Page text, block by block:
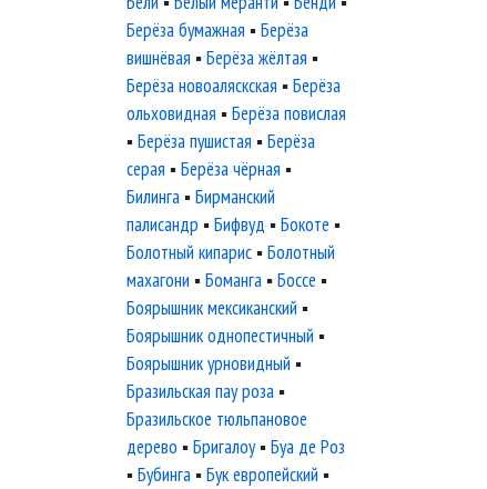
Берёза бумажная ▪Берёза
вишнёвая ▪Берёза жёлтая ▪
Берёза новоаляскская ▪Берёза
ольховидная ▪Берёза повислая
▪Берёза пушистая ▪Берёза
серая ▪Берёза чёрная ▪
Билинга ▪Бирманский
палисандр ▪Бифвуд ▪Бокоте ▪
Болотный кипарис ▪Болотный
махагони ▪Боманга ▪Боссе ▪
Боярышник мексиканский ▪
Боярышник однопестичный ▪
Боярышник урновидный ▪
Бразильская пау роза ▪
Бразильское тюльпановое
дерево ▪Бригалоу▪Буа де Роз
▪Бубинга ▪Бук европейский ▪